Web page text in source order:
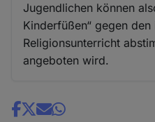
Jugendlichen können
Kinderfüßen“ gegen den
Religionsunterricht
angeboten wird.